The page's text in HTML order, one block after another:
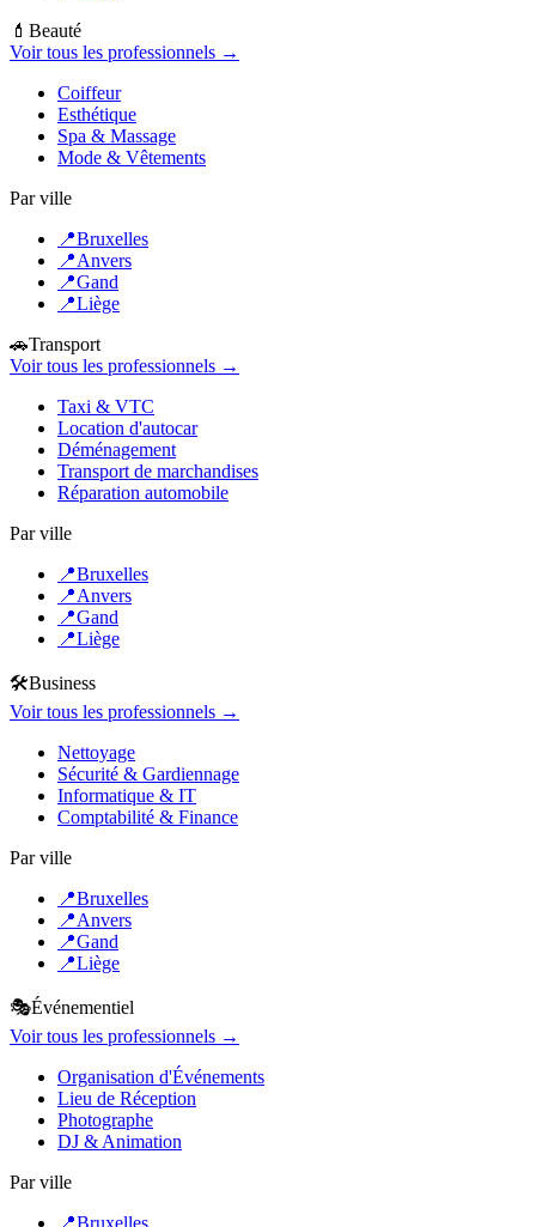
💄 Beauté
Voir tous les professionnels →
Coiffeur
Esthétique
Spa & Massage
Mode & Vêtements
Par ville
📍Bruxelles
📍Anvers
📍Gand
📍Liège
🚗Transport
Voir tous les professionnels →
Taxi & VTC
Location d'autocar
Déménagement
Transport de marchandises
Réparation automobile
Par ville
📍Bruxelles
📍Anvers
📍Gand
📍Liège
🛠️Business
Voir tous les professionnels →
Nettoyage
Sécurité & Gardiennage
Informatique & IT
Comptabilité & Finance
Par ville
📍Bruxelles
📍Anvers
📍Gand
📍Liège
🎭Événementiel
Voir tous les professionnels →
Organisation d'Événements
Lieu de Réception
Photographe
DJ & Animation
Par ville
📍Bruxelles